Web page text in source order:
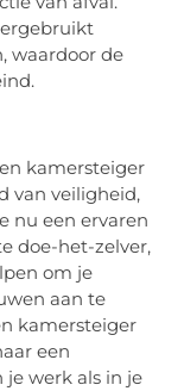
waardoor de
kamersteiger
van veiligheid,
nu een ervaren
doe-het-zelver,
om je
aan te
kamersteiger
een
werk als in je